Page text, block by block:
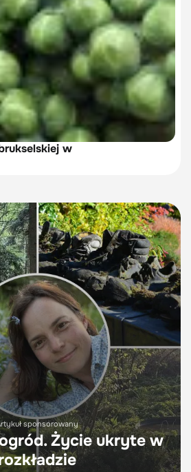
w
sponsorowany
Życie ukryte w